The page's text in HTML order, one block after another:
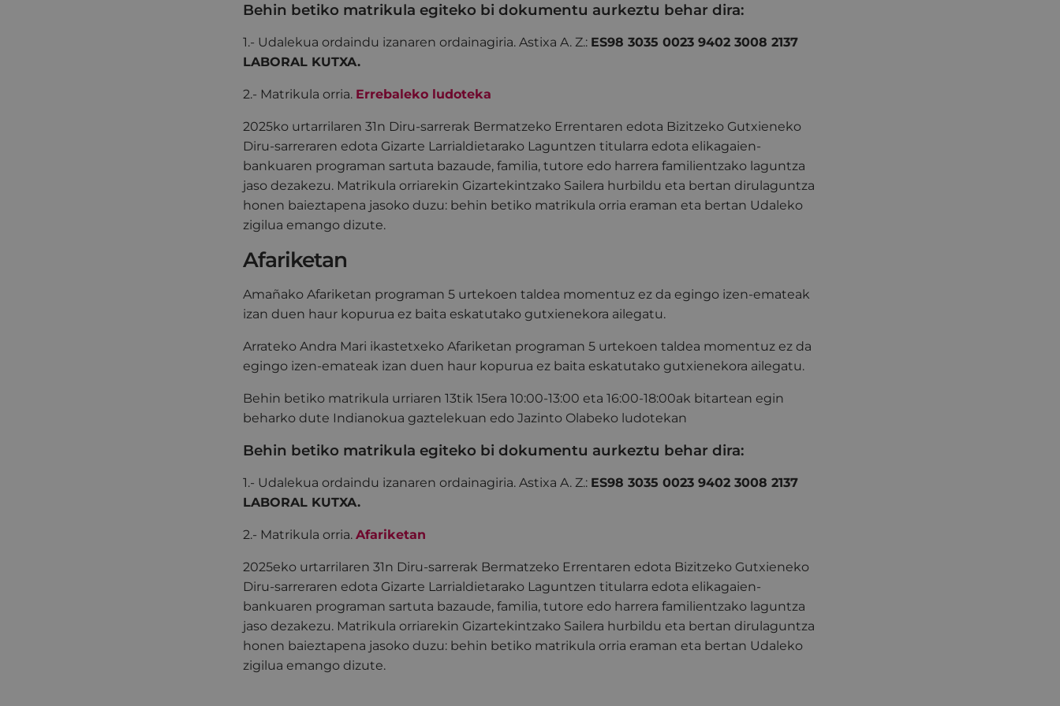
Behin betiko matrikula egiteko bi dokumentu aurkeztu behar dira:
1.- Udalekua ordaindu izanaren ordainagiria. Astixa A. Z.: ES98 3035 0023 9402 3008 2137
LABORAL KUTXA.
2.- Matrikula orria. Errebaleko ludoteka
2025ko urtarrilaren 31n Diru-sarrerak Bermatzeko Errentaren edota Bizitzeko Gutxieneko
Diru-sarreraren edota Gizarte Larrialdietarako Laguntzen titularra edota elikagaien-
bankuaren programan sartuta bazaude, familia, tutore edo harrera familientzako laguntza
jaso dezakezu. Matrikula orriarekin Gizartekintzako Sailera hurbildu eta bertan dirulaguntza
honen baieztapena jasoko duzu: behin betiko matrikula orria eraman eta bertan Udaleko
zigilua emango dizute.
Afariketan
Amañako Afariketan programan 5 urtekoen taldea momentuz ez da egingo izen-emateak
izan duen haur kopurua ez baita eskatutako gutxienekora ailegatu.
Arrateko Andra Mari ikastetxeko Afariketan programan 5 urtekoen taldea momentuz ez da
egingo izen-emateak izan duen haur kopurua ez baita eskatutako gutxienekora ailegatu.
Behin betiko matrikula urriaren 13tik 15era 10:00-13:00 eta 16:00-18:00ak bitartean egin
beharko dute Indianokua gaztelekuan edo Jazinto Olabeko ludotekan
Behin betiko matrikula egiteko bi dokumentu aurkeztu behar dira:
1.- Udalekua ordaindu izanaren ordainagiria. Astixa A. Z.: ES98 3035 0023 9402 3008 2137
LABORAL KUTXA.
2.- Matrikula orria. Afariketan
2025eko urtarrilaren 31n Diru-sarrerak Bermatzeko Errentaren edota Bizitzeko Gutxieneko
Diru-sarreraren edota Gizarte Larrialdietarako Laguntzen titularra edota elikagaien-
bankuaren programan sartuta bazaude, familia, tutore edo harrera familientzako laguntza
jaso dezakezu. Matrikula orriarekin Gizartekintzako Sailera hurbildu eta bertan dirulaguntza
honen baieztapena jasoko duzu: behin betiko matrikula orria eraman eta bertan Udaleko
zigilua emango dizute.